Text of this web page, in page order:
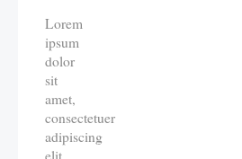
Lorem
ipsum
dolor
sit
amet,
consectetuer
adipiscing